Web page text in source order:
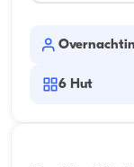
6 Hut